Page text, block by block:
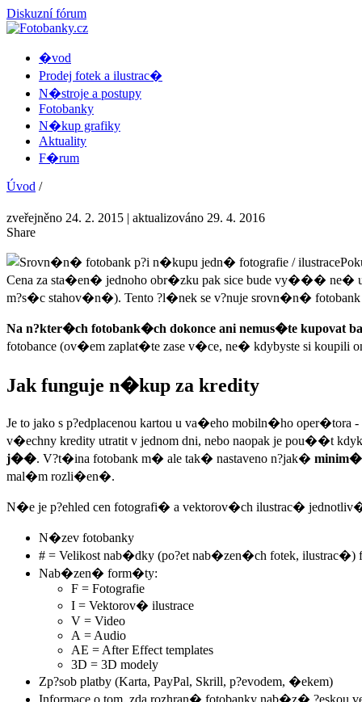
Diskuzní fórum
�vod
Prodej fotek a ilustrac�
N�stroje a postupy
Fotobanky
N�kup grafiky
Aktuality
F�rum
Úvod /
zveřejněno 24. 2. 2015 | aktualizováno 29. 4. 2016
Share
Cena za sta�en� jednoho obr�zku pak sice bude vy��� ne�
m?s�c stahov�n�). Tento ?l�nek se v?nuje srovn�n�
Na n?kter�ch fotobank�ch dokonce ani nemus�te kupovat
fotobance (ov�em zaplat�te zase v�ce, ne� kdybyste si koupili
Jak funguje n�kup za kredity
Je to jako s p?edplacenou kartou u va�eho mobiln�ho
v�echny kredity utratit v jednom dni, nebo naopak je pou��t
j��. V?t�ina fotobank m� ale tak� nastaveno n?jak�
mal�m rozli�en�.
N�e je p?ehled cen fotografi� a vektorov�ch ilustrac�
N�zev fotobanky
# = Velikost nab�dky (po?et nab�zen�ch fotek, ilustrac�)
Nab�zen� form�ty:
F = Fotografie
I = Vektorov� ilustrace
V = Video
A = Audio
AE = After Effect templates
3D = 3D modely
Zp?sob platby (Karta, PayPal, Skrill, p?evodem, �ekem)